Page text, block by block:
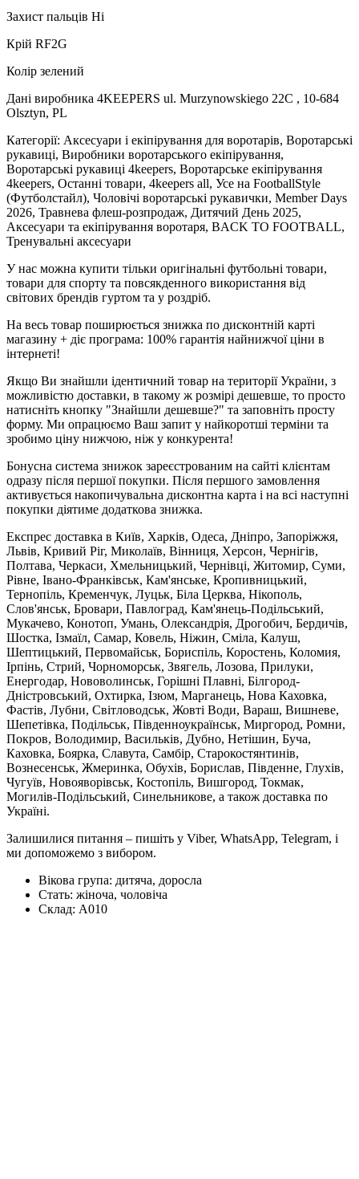
Захист пальців Ні
Крій RF2G
Колір зелений
Дані виробника 4KEEPERS ul. Murzynowskiego 22C , 10-684
Olsztyn, PL
Категорії: Аксесуари і екіпірування для воротарів, Воротарські
рукавиці, Виробники воротарського екіпірування,
Воротарські рукавиці 4keepers, Воротарське екіпірування
4keepers, Останні товари, 4keepers all, Усе на FootballStyle
(Футболстайл), Чоловічі воротарські рукавички, Member Days
2026, Травнева флеш-розпродаж, Дитячий День 2025,
Аксесуари та екіпірування воротаря, BACK TO FOOTBALL,
Тренувальні аксесуари
У нас можна купити тільки оригінальні футбольні товари,
товари для спорту та повсякденного використання від
світових брендів гуртом та у роздріб.
На весь товар поширюється знижка по дисконтній карті
магазину + діє програма: 100% гарантія найнижчої ціни в
інтернеті!
Якщо Ви знайшли ідентичний товар на території України, з
можливістю доставки, в такому ж розмірі дешевше, то просто
натисніть кнопку "Знайшли дешевше?" та заповніть просту
форму. Ми опрацюємо Ваш запит у найкоротші терміни та
зробимо ціну нижчою, ніж у конкурента!
Бонусна система знижок зареєстрованим на сайті клієнтам
одразу після першої покупки. Після першого замовлення
активується накопичувальна дисконтна карта і на всі наступні
покупки діятиме додаткова знижка.
Експрес доставка в Київ, Харків, Одеса, Дніпро, Запоріжжя,
Львів, Кривий Ріг, Миколаїв, Вінниця, Херсон, Чернігів,
Полтава, Черкаси, Хмельницький, Чернівці, Житомир, Суми,
Рівне, Івано-Франківськ, Кам'янське, Кропивницький,
Тернопіль, Кременчук, Луцьк, Біла Церква, Нікополь,
Слов'янськ, Бровари, Павлоград, Кам'янець-Подільський,
Мукачево, Конотоп, Умань, Олександрія, Дрогобич, Бердичів,
Шостка, Ізмаїл, Самар, Ковель, Ніжин, Сміла, Калуш,
Шептицький, Первомайськ, Бориспіль, Коростень, Коломия,
Ірпінь, Стрий, Чорноморськ, Звягель, Лозова, Прилуки,
Енергодар, Нововолинськ, Горішні Плавні, Білгород-
Дністровський, Охтирка, Ізюм, Марганець, Нова Каховка,
Фастів, Лубни, Світловодськ, Жовті Води, Вараш, Вишневе,
Шепетівка, Подільськ, Південноукраїнськ, Миргород, Ромни,
Покров, Володимир, Васильків, Дубно, Нетішин, Буча,
Каховка, Боярка, Славута, Самбір, Старокостянтинів,
Вознесенськ, Жмеринка, Обухів, Борислав, Південне, Глухів,
Чугуїв, Новояворівськ, Костопіль, Вишгород, Токмак,
Могилів-Подільський, Синельникове, а також доставка по
Україні.
Залишилися питання – пишіть у Viber, WhatsApp, Telegram, і
ми допоможемо з вибором.
Вікова група: дитяча, доросла
Стать: жіноча, чоловіча
Склад: А010